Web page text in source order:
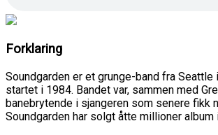
Forklaring
Soundgarden er et grunge-band fra Seattle
startet i 1984. Bandet var, sammen med
banebrytende i sjangeren som senere fikk
Soundgarden har solgt åtte millioner album